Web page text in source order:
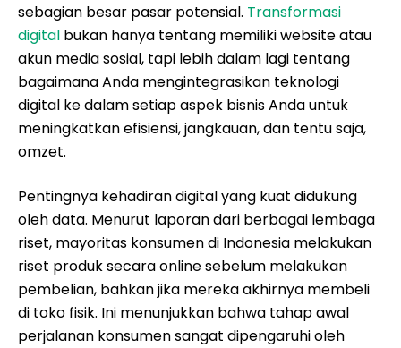
sebagian besar pasar potensial. Transformasi
digital bukan hanya tentang memiliki website atau
akun media sosial, tapi lebih dalam lagi tentang
bagaimana Anda mengintegrasikan teknologi
digital ke dalam setiap aspek bisnis Anda untuk
meningkatkan efisiensi, jangkauan, dan tentu saja,
omzet.
Pentingnya kehadiran digital yang kuat didukung
oleh data. Menurut laporan dari berbagai lembaga
riset, mayoritas konsumen di Indonesia melakukan
riset produk secara online sebelum melakukan
pembelian, bahkan jika mereka akhirnya membeli
di toko fisik. Ini menunjukkan bahwa tahap awal
perjalanan konsumen sangat dipengaruhi oleh